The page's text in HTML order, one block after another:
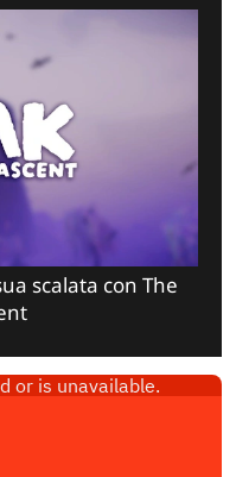
scalata con The